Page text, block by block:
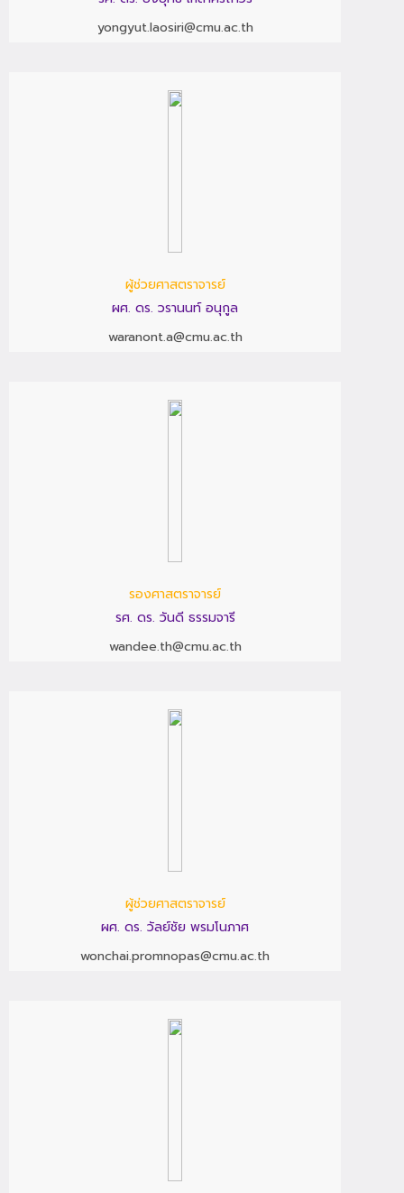
yongyut.laosiri@cmu.ac.th
ผู้ช่วยศาสตราจารย์
ผศ. ดร. วรานนท์ อนุกูล
waranont.a@cmu.ac.th
รองศาสตราจารย์
รศ. ดร. วันดี ธรรมจารี
wandee.th@cmu.ac.th
ผู้ช่วยศาสตราจารย์
ผศ. ดร. วัลย์ชัย พรมโนภาศ
wonchai.promnopas@cmu.ac.th